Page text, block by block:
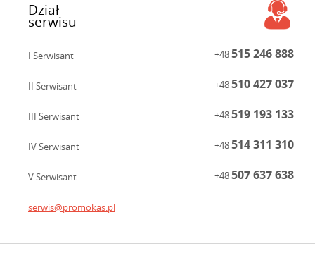
Dział
serwisu
I Serwisant +48515 246 888
II Serwisant +48510 427 037
III Serwisant +48519 193 133
IV Serwisant +48514 311 310
V Serwisant +48507 637 638
serwis@promokas.pl